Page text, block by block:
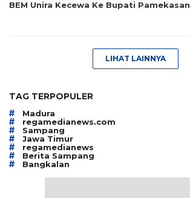
BEM Unira Kecewa Ke Bupati Pamekasan
LIHAT LAINNYA
TAG TERPOPULER
# Madura
# regamedianews.com
# Sampang
# Jawa Timur
# regamedianews
# Berita Sampang
# Bangkalan